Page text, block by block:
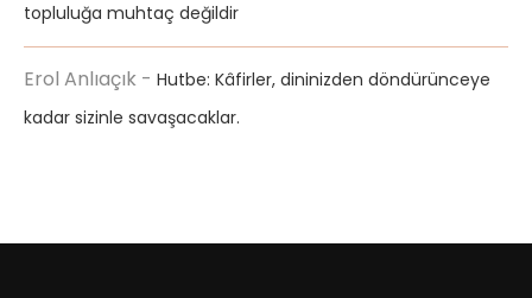
topluluğa muhtaç değildir
Erol Anlıaçık - Hutbe: Kâfirler, dininizden döndürünceye
kadar sizinle savaşacaklar.